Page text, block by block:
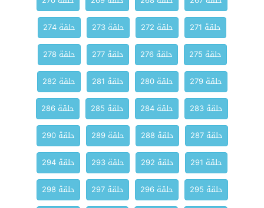
حلقة 271
حلقة 272 حلقة 273
حلقة 274
حلقة 275
حلقة 276 حلقة 277
حلقة 278
حلقة 279
حلقة 280 حلقة 281
حلقة 282
حلقة 283
حلقة 284 حلقة 285
حلقة 286
حلقة 287
حلقة 288 حلقة 289
حلقة 290
حلقة 291
حلقة 292 حلقة 293
حلقة 294
حلقة 295
حلقة 296 حلقة 297
حلقة 298